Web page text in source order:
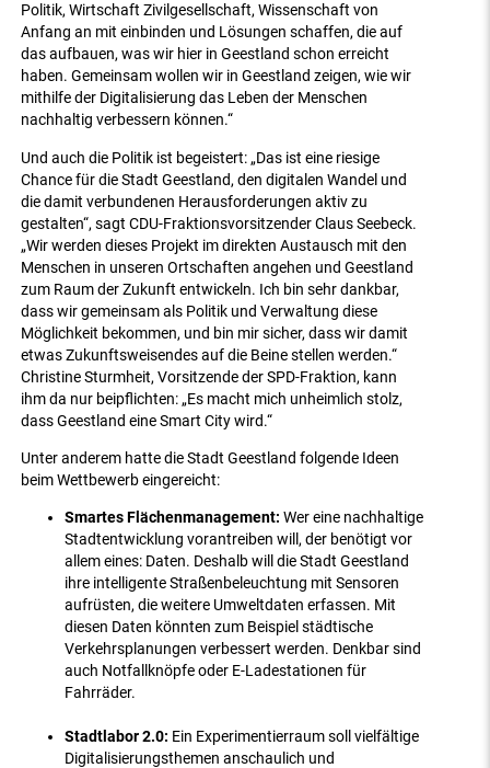
Politik, Wirtschaft Zivilgesellschaft, Wissenschaft von
Anfang an mit einbinden und Lösungen schaffen, die auf
das aufbauen, was wir hier in Geestland schon erreicht
haben. Gemeinsam wollen wir in Geestland zeigen, wie wir
mithilfe der Digitalisierung das Leben der Menschen
nachhaltig verbessern können.“
Und auch die Politik ist begeistert: „Das ist eine riesige
Chance für die Stadt Geestland, den digitalen Wandel und
die damit verbundenen Herausforderungen aktiv zu
gestalten“, sagt CDU-Fraktionsvorsitzender Claus Seebeck.
„Wir werden dieses Projekt im direkten Austausch mit den
Menschen in unseren Ortschaften angehen und Geestland
zum Raum der Zukunft entwickeln. Ich bin sehr dankbar,
dass wir gemeinsam als Politik und Verwaltung diese
Möglichkeit bekommen, und bin mir sicher, dass wir damit
etwas Zukunftsweisendes auf die Beine stellen werden.“
Christine Sturmheit, Vorsitzende der SPD-Fraktion, kann
ihm da nur beipflichten: „Es macht mich unheimlich stolz,
dass Geestland eine Smart City wird.“
Unter anderem hatte die Stadt Geestland folgende Ideen
beim Wettbewerb eingereicht:
Smartes Flächenmanagement: Wer eine nachhaltige
Stadtentwicklung vorantreiben will, der benötigt vor
allem eines: Daten. Deshalb will die Stadt Geestland
ihre intelligente Straßenbeleuchtung mit Sensoren
aufrüsten, die weitere Umweltdaten erfassen. Mit
diesen Daten könnten zum Beispiel städtische
Verkehrsplanungen verbessert werden. Denkbar sind
auch Notfallknöpfe oder E-Ladestationen für
Fahrräder.
Stadtlabor 2.0: Ein Experimentierraum soll vielfältige
Digitalisierungsthemen anschaulich und